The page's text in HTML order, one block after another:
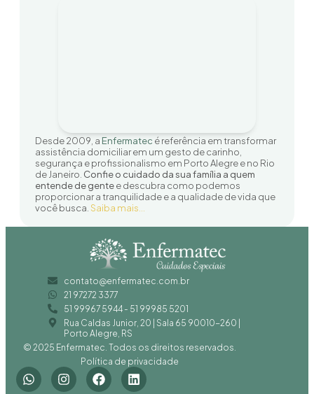
Desde 2009, a Enfermatec é referência em transformar
assistência domiciliar em um gesto de carinho,
segurança e profissionalismo em Porto Alegre e no Rio
de Janeiro Confie o cuidado da sua família a quem
entende de gentee descubra como podemos
proporcionar a tranquilidade e a qualidade de vida que
você busca Saiba mais…
contato@enfermatec.com.br
21 97272 3377
51 99967 5944 - 51 99985 5201
Rua Caldas Junior, 20 | Sala 65 90010-260 |
Porto Alegre, RS
© 2025 Enfermatec. Todos os direitos reservados.
Política de privacidade